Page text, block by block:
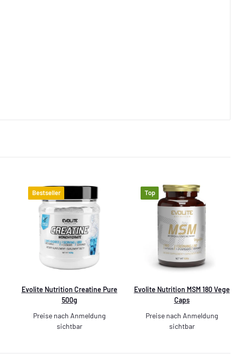
Bestseller
Evolite Nutrition Creatine Pure
500g
Preise nach Anmeldung
sichtbar
Top
Evolite Nutrition MSM 180 Vege
Caps
Preise nach Anmeldung
sichtbar